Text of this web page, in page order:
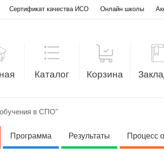
Сертификат качества ИСО Онлайн школы
Каталог Корзина
в СПО"
Программа Результаты Процесс